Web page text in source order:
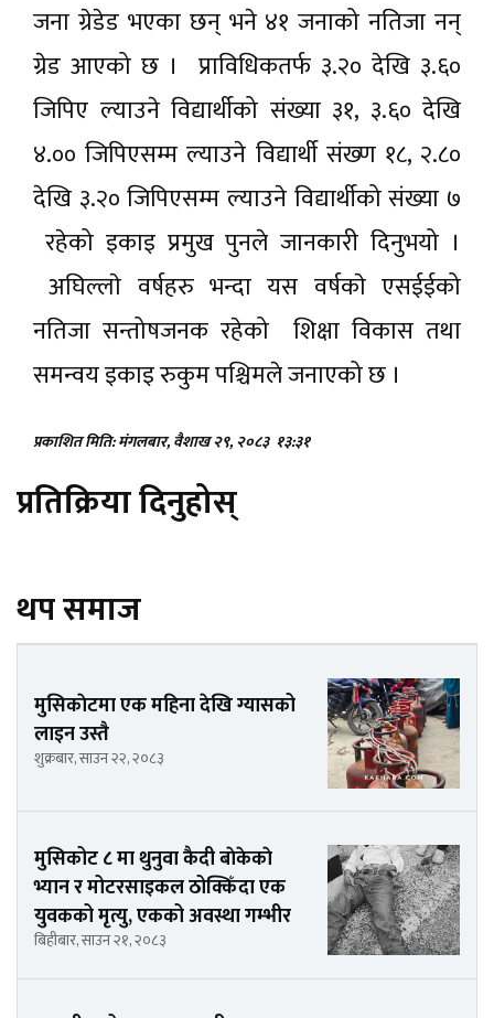
जना ग्रेडेड भएका छन् भने ४१ जनाको नतिजा नन्
ग्रेड आएको छ । प्राविधिकतर्फ ३.२० देखि ३.६०
जिपिए ल्याउने विद्यार्थीको संख्या ३१, ३.६० देखि
४.०० जिपिएसम्म ल्याउने विद्यार्थी संख्ण १८, २.८०
देखि ३.२० जिपिएसम्म ल्याउने विद्यार्थीको संख्या ७
रहेको इकाइ प्रमुख पुनले जानकारी दिनुभयो ।
अघिल्लाे वर्षहरु भन्दा यस वर्षकाे एसईईको
नतिजा सन्तोषजनक रहेको शिक्षा विकास तथा
समन्वय इकाइ रुकुम पश्चिमले जनाएको छ ।
प्रकाशित मिति: मंगलबार, वैशाख २९, २०८३ १३:३१
प्रतिक्रिया दिनुहोस्
थप समाज
मुसिकाेटमा एक महिना देखि ग्यासको
लाइन उस्तै
शुक्रबार, साउन २२, २०८३
मुसिकोट ८ मा थुनुवा कैदी बाेकेकाे
भ्यान र मोटरसाइकल ठोक्किँदा एक
युवकको मृत्यु, एकको अवस्था गम्भीर
बिहीबार, साउन २१, २०८३